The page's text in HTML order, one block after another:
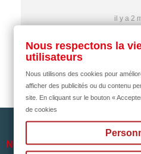
il y a 2
NOTRE SOCIÉTÉ
Nous respectons la
utilisateurs
Nous utilisons des cookies pour
afficher des publicités ou du contenu
site. En cliquant sur le bouton «
de cookies